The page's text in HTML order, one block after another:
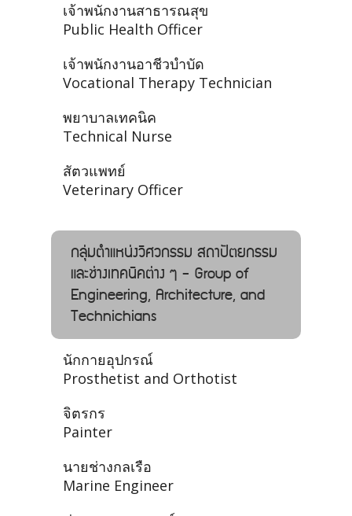
เจ้าพนักงานสาธารณสุข
Public Health Officer
เจ้าพนักงานอาชีวบำบัด
Vocational Therapy Technician
พยาบาลเทคนิค
Technical Nurse
สัตวแพทย์
Veterinary Officer
กลุ่มตำแหน่งวิศวกรรม สถาปัตยกรรม
และช่างเทคนิคต่าง ๆ - Group of
Engineering, Architecture, and
Technichians
นักกายอุปกรณ์
Prosthetist and Orthotist
จิตรกร
Painter
นายช่างกลเรือ
Marine Engineer